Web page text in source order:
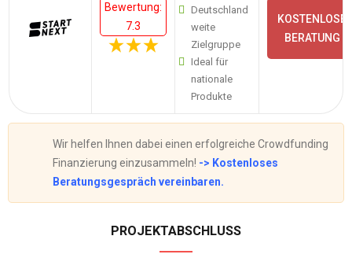
Bewertung:
7.3
Deutschland
weite
Zielgruppe
Ideal für
nationale
Produkte
KOSTENLOSE
BERATUNG
Wir helfen Ihnen dabei einen erfolgreiche Crowdfunding
Finanzierung einzusammeln! -> Kostenloses
Beratungsgespräch vereinbaren.
PROJEKTABSCHLUSS